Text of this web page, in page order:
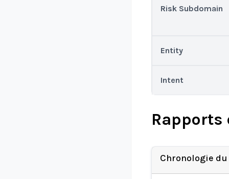
Risk Subdomain
Entity
Intent
Chronologie